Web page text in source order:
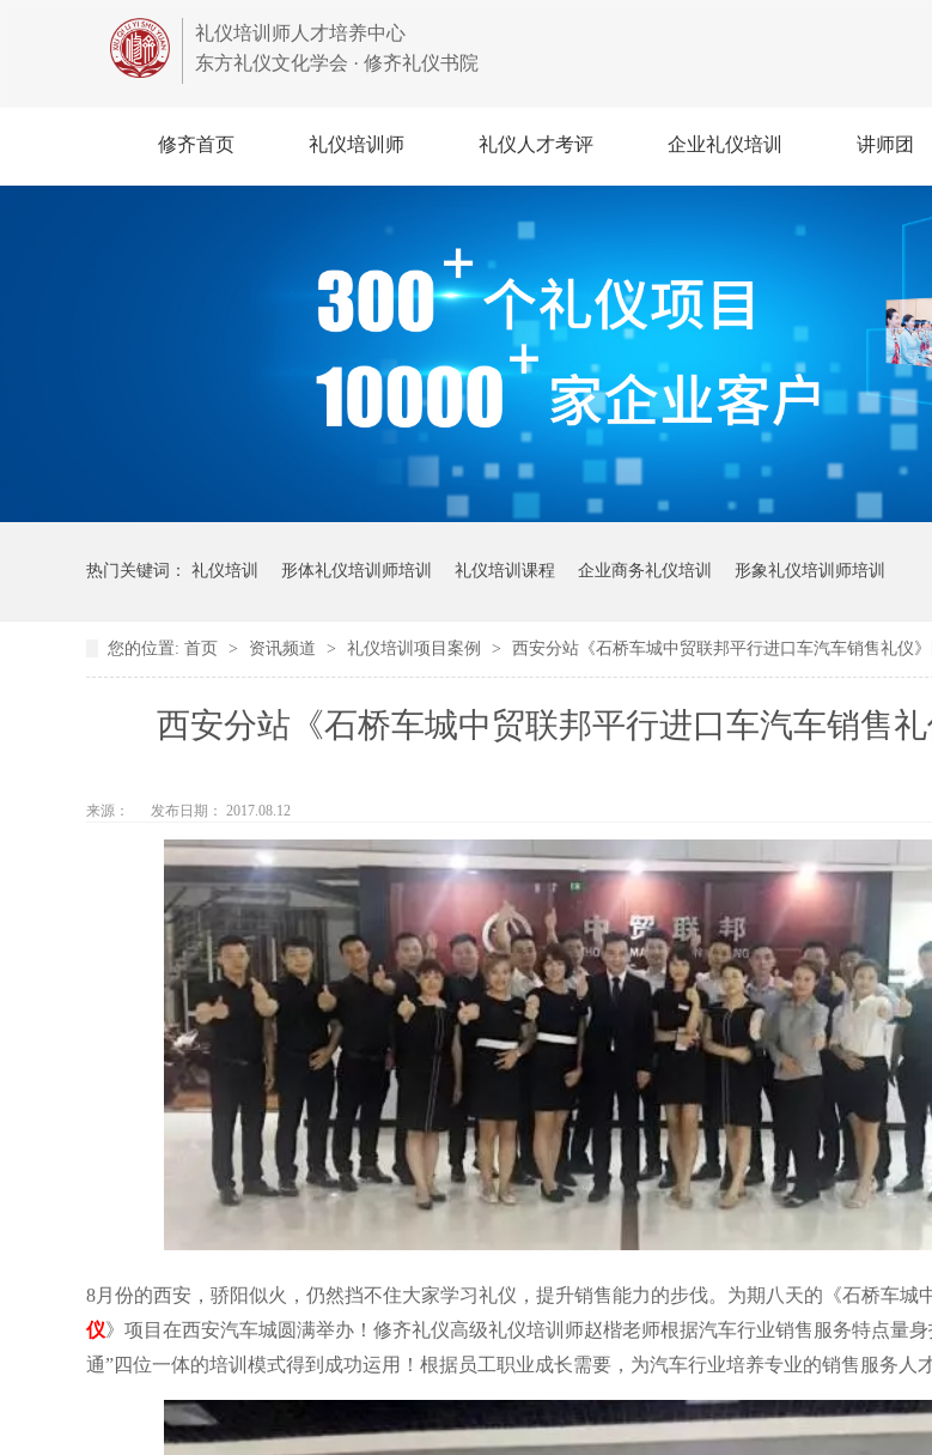
礼仪培训师人才培养中心
东方礼仪文化学会 · 修齐礼仪书院
修齐首页 礼仪培训师 礼仪人才考评 企业礼仪培训 讲师团
热门关键词： 礼仪培训 形体礼仪培训师培训 礼仪培训课程 企业商务礼仪培训 形象礼仪培训师培训
您的位置: 首页 > 资讯频道 > 礼仪培训项目案例 > 西安分站《石桥车城中贸联邦平行进口车汽车销售礼仪
西安分站《石桥车城中贸联邦平行进口车汽车销售
来源： 发布日期： 2017.08.12
8月份的西安，骄阳似火，仍然挡不住大家学习礼仪，提升销售能力的步伐。为期八天的《石桥车城
仪》项目在西安汽车城圆满举办！修齐礼仪高级礼仪培训师赵楷老师根据汽车行业销售服务特点量
通”四位一体的培训模式得到成功运用！根据员工职业成长需要，为汽车行业培养专业的销售服务人才